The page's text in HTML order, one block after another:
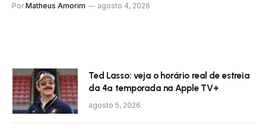
Por Matheus Amorim agosto 4, 2026
Ted Lasso: veja o horário real de estreia
da 4ª temporada na Apple TV+
agosto 5, 2026